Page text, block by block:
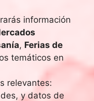
información
, Ferias de
temáticos en
relevantes:
y datos de